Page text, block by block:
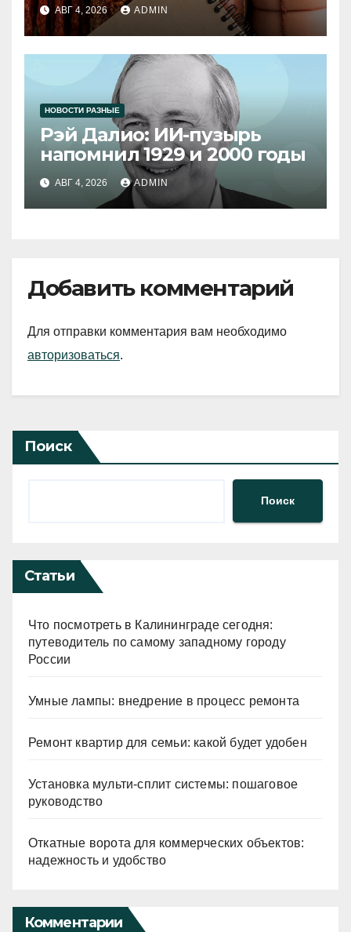
АВГ 4, 2026 ADMIN
НОВОСТИ РАЗНЫЕ
Рэй Далио: ИИ-пузырь
напомнил 1929 и 2000 годы
АВГ 4, 2026 ADMIN
Добавить комментарий
Для отправки комментария вам необходимо
авторизоваться.
Поиск
Поиск
Статьи
Что посмотреть в Калининграде сегодня:
путеводитель по самому западному городу
России
Умные лампы: внедрение в процесс ремонта
Ремонт квартир для семьи: какой будет удобен
Установка мульти-сплит системы: пошаговое
руководство
Откатные ворота для коммерческих объектов:
надежность и удобство
Комментарии